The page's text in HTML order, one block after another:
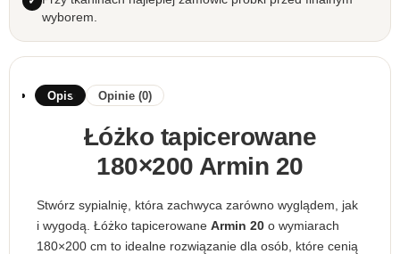
wyborem.
Opis Opinie (0)
Łóżko tapicerowane
180×200 Armin 20
Stwórz sypialnię, która zachwyca zarówno wyglądem, jak
i wygodą. Łóżko tapicerowane Armin 20 o wymiarach
180×200 cm to idealne rozwiązanie dla osób, które cenią